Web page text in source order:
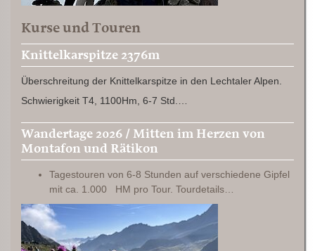
Kurse und Touren
Knittelkarspitze 2376m
Überschreitung der Knittelkarspitze in den Lechtaler Alpen.
Schwierigkeit T4, 1100Hm, 6-7 Std.…
Wandertage 2026 / Mitten im Herzen von
Montafon und Rätikon
Tagestouren von 6-8 Stunden auf verschiedene Gipfel
mit ca. 1.000 HM pro Tour. Tourdetails…